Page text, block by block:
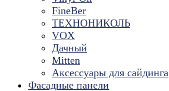
FineBer
ТЕХНОНИКОЛЬ
VOX
Дачный
Mitten
Аксессуары для сайдинга
Фасадные панели